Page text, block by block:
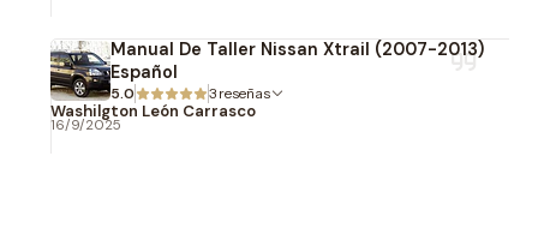
Manual De Taller Nissan Xtrail (2007-2013)
Español
5.0 3 reseñas
Washilgton León Carrasco
16/9/2025